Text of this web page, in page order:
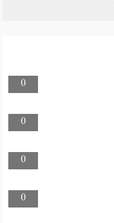
0
0
0
0